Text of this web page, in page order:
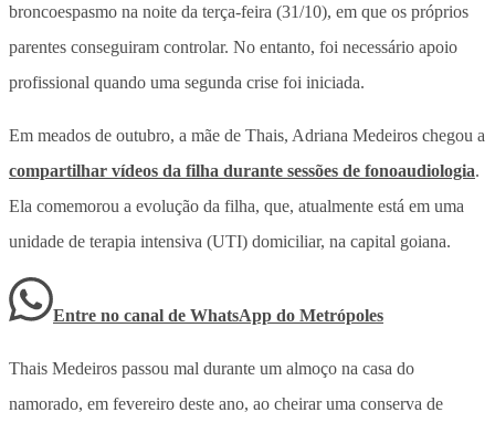
broncoespasmo na noite da terça-feira (31/10), em que os próprios
parentes conseguiram controlar. No entanto, foi necessário apoio
profissional quando uma segunda crise foi iniciada.
Em meados de outubro, a mãe de Thais, Adriana Medeiros chegou a
compartilhar vídeos da filha durante sessões de fonoaudiologia.
Ela comemorou a evolução da filha, que, atualmente está em uma
unidade de terapia intensiva (UTI) domiciliar, na capital goiana.
Entre no canal de WhatsApp do Metrópoles
Thais Medeiros passou mal durante um almoço na casa do
namorado, em fevereiro deste ano, ao cheirar uma conserva de